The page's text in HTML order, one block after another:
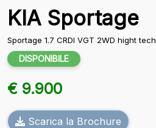
KIA Sportage
Sportage 1.7 CRDI VGT 2WD hight tech
DISPONIBILE
€ 9.900
Scarica la Brochure